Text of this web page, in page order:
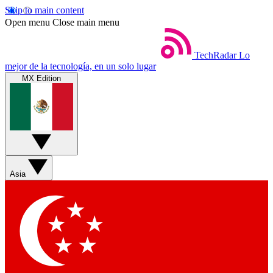
Skip to main content
Open menu Close main menu
TechRadar Lo
mejor de la tecnología, en un solo lugar
MX Edition
Asia